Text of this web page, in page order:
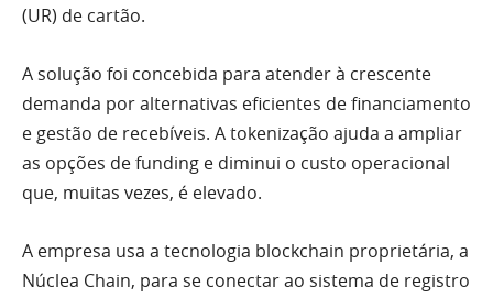
(UR) de cartão.
A solução foi concebida para atender à crescente
demanda por alternativas eficientes de financiamento
e gestão de recebíveis. A tokenização ajuda a ampliar
as opções de funding e diminui o custo operacional
que, muitas vezes, é elevado.
A empresa usa a tecnologia blockchain proprietária, a
Núclea Chain, para se conectar ao sistema de registro